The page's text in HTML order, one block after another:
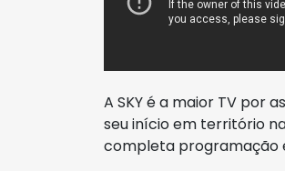
A SKY é a maior TV por
seu início em território
completa programação